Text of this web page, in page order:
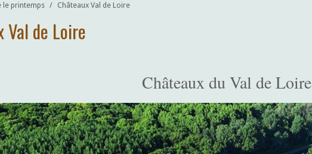
le printemps / Châteaux Val de Loire
Val de Loire
Châteaux du Val de Loire